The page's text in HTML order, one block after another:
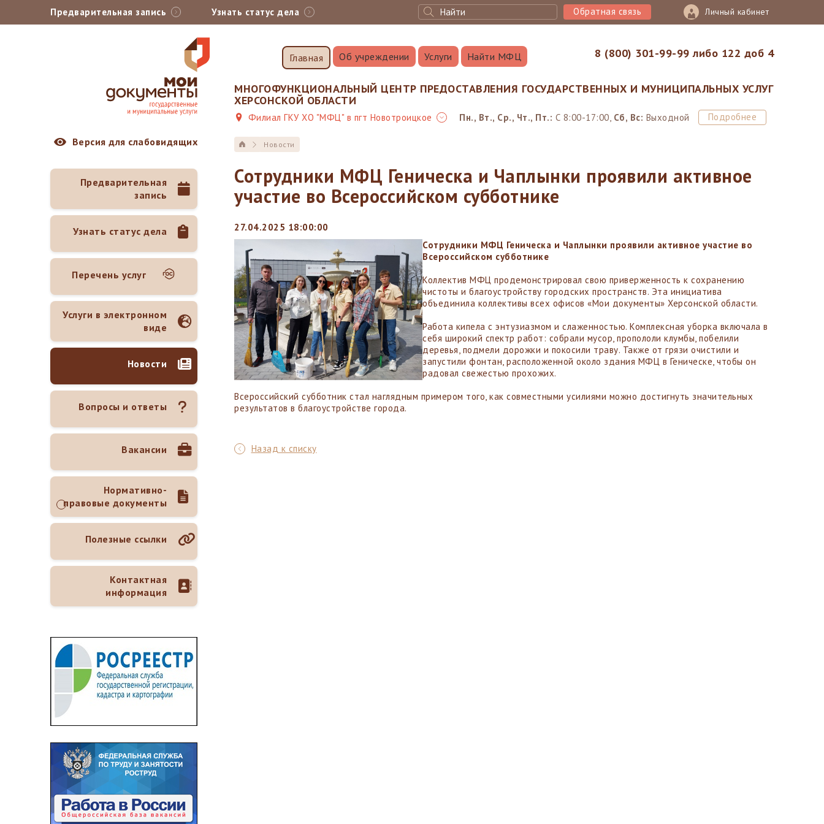
Предварительная запись Узнать статус дела Личный кабинет
8 (800) 301-99-99 либо 122 доб 4
Обратная связь
Главная Об учреждении Услуги Найти МФЦ
МНОГОФУНКЦИОНАЛЬНЫЙ ЦЕНТР ПРЕДОСТАВЛЕНИЯ ГОСУДАРСТВЕННЫХ И МУНИЦИПАЛЬНЫХ УСЛУГ
ХЕРСОНСКОЙ ОБЛАСТИ
Филиал ГКУ ХО "МФЦ" в пгт Новотроицкое Пн., Вт., Ср., Чт., Пт.: С 8:00-17:00, Сб, Вс: Выходной Подробнее
Версия для слабовидящих
Предварительная
запись
Узнать статус дела
Перечень услуг
Услуги в электронном
виде
Новости
Вопросы и ответы
Вакансии
Нормативно-
правовые документы
Полезные ссылки
Контактная
информация
Новости
Сотрудники МФЦ Геническа и Чаплынки проявили активное
участие во Всероссийском субботнике
27.04.2025 18:00:00
Сотрудники МФЦ Геническа и Чаплынки проявили активное участие во
Всероссийском субботнике
Коллектив МФЦ продемонстрировал свою приверженность к сохранению
чистоты и благоустройству городских пространств. Эта инициатива
объединила коллективы всех офисов «Мои документы» Херсонской области.
Работа кипела с энтузиазмом и слаженностью. Комплексная уборка включала в
себя широкий спектр работ: собрали мусор, пропололи клумбы, побелили
деревья, подмели дорожки и покосили траву. Также от грязи очистили и
запустили фонтан, расположенной около здания МФЦ в Геническе, чтобы он
радовал свежестью прохожих.
Всероссийский субботник стал наглядным примером того, как совместными усилиями можно достигнуть значительных
результатов в благоустройстве города.
Назад к списку